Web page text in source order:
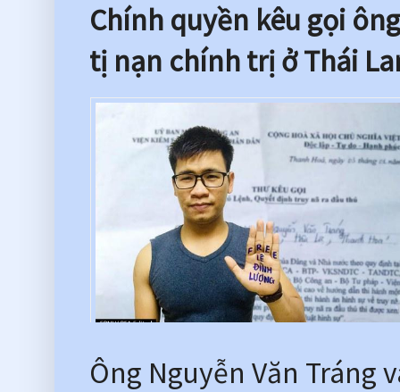
Chính quyền kêu gọi
tị nạn chính trị ở Thái
Ông Nguyễn Văn Tráng